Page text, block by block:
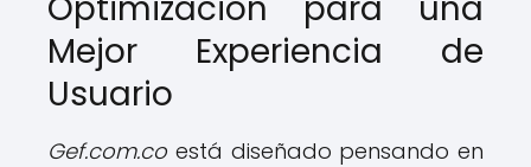
Mejor Experiencia de
Usuario
Gef.com.co está diseñado pensando en